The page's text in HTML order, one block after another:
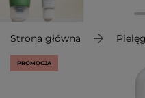
Strona główna
PROMOCJA